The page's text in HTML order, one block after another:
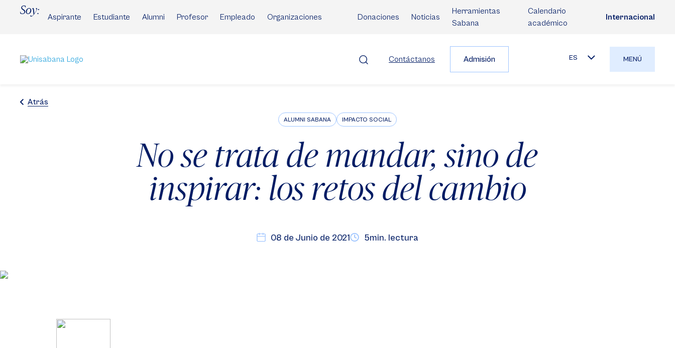
Soy:
Aspirante Estudiante Alumni Profesor Empleado Organizaciones Donaciones Noticias
Herramientas
Sabana
Calendario
académico
Internacional
Contáctanos Admisión ES MENÚ
Atrás
ALUMNI SABANA IMPACTO SOCIAL
No se trata de mandar, sino de
inspirar: los retos del cambio
08 de Junio de 2021 5min. lectura